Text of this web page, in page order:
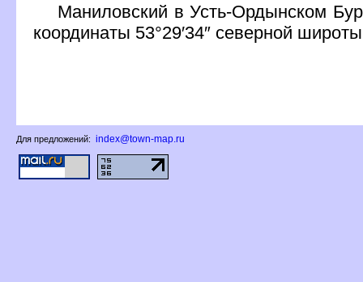
Маниловский в Усть-Ордынском
координаты 53°29′34″ северной
Для предложений: index@town-map.ru